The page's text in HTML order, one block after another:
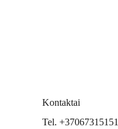
Kontaktai
Tel. +37067315151